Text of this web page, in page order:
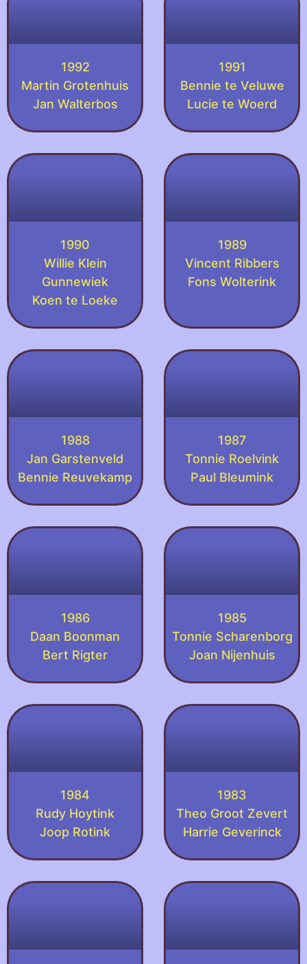
1992
Martin Grotenhuis
Jan Walterbos
1991
Bennie te Veluwe
Lucie te Woerd
1990
Willie Klein
Gunnewiek
Koen te Loeke
1989
Vincent Ribbers
Fons Wolterink
1988
Jan Garstenveld
Bennie Reuvekamp
1987
Tonnie Roelvink
Paul Bleumink
1986
Daan Boonman
Bert Rigter
1985
Tonnie Scharenborg
Joan Nijenhuis
1984
Rudy Hoytink
Joop Rotink
1983
Theo Groot Zevert
Harrie Geverinck